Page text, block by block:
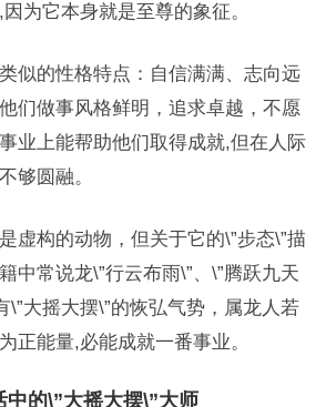
为它本身就是至尊的象征。
似的性格特点：自信满满、志向远
们做事风格鲜明，追求卓越，不愿
业上能帮助他们取得成就,但在人际
够圆融。
虚构的动物，但关于它的\”步态\”描
中常说龙\”行云布雨\”、\”腾跃九天
\”大摇大摆\”的恢弘气势，属龙人若
正能量,必能成就一番事业。
的\”大摇大摆\”大师